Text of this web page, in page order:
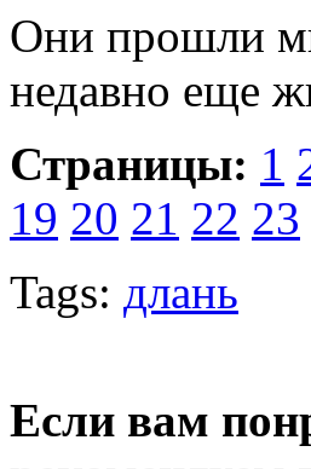
Они прошли
недавно еще
Страницы: 1
19 20 21 22 23
Tags: длань
Если вам